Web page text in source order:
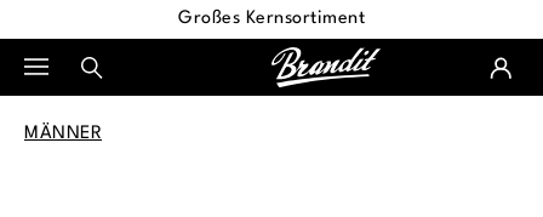
Großes Kernsortiment
MÄNNER